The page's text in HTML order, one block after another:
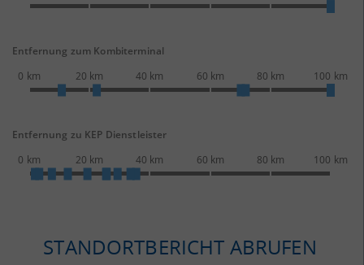
Entfernung zum Kombiterminal
0 km
20 km 40 km 60 km 80 km 100 km
Entfernung zu KEP Dienstleister
0 km
20 km 40 km 60 km 80 km 100 km
STANDORTBERICHT ABRUFEN